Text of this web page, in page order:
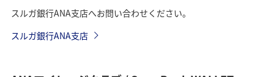
スルガ銀行ANA支店へお問い合わせください。
スルガ銀行ANA支店